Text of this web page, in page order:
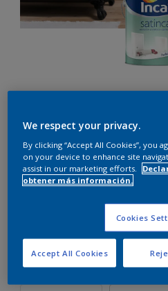
Floresta - 90YR 25/323
900 ML
We respect your privacy.
By clicking “Accept All Cookies”, you
on your device to enhance site
assist in our marketing efforts.
obtener más información.
Cookies
Accept All Cookies